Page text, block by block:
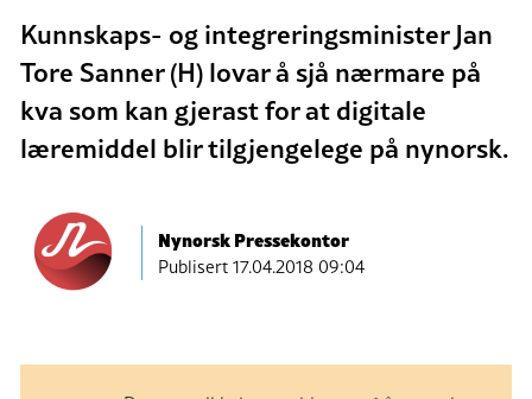
Kunnskaps- og integreringsminister Jan
Tore Sanner (H) lovar å sjå nærmare på
kva som kan gjerast for at digitale
læremiddel blir tilgjengelege på nynorsk.
Nynorsk Pressekontor
Publisert17.04.2018 09:04